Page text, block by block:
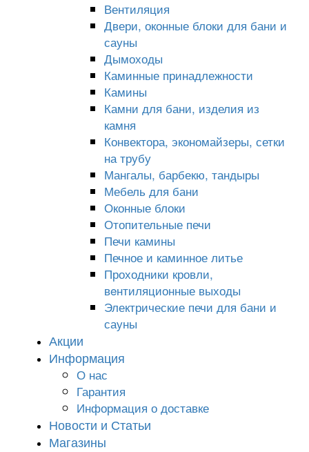
Вентиляция
Двери, оконные блоки для бани и
сауны
Дымоходы
Каминные принадлежности
Камины
Камни для бани, изделия из
камня
Конвектора, экономайзеры, сетки
на трубу
Мангалы, барбекю, тандыры
Мебель для бани
Оконные блоки
Отопительные печи
Печи камины
Печное и каминное литье
Проходники кровли,
вeнтиляционные выходы
Электрические печи для бани и
сауны
Акции
Информация
О нас
Гарантия
Информация о доставке
Новости и Статьи
Магазины